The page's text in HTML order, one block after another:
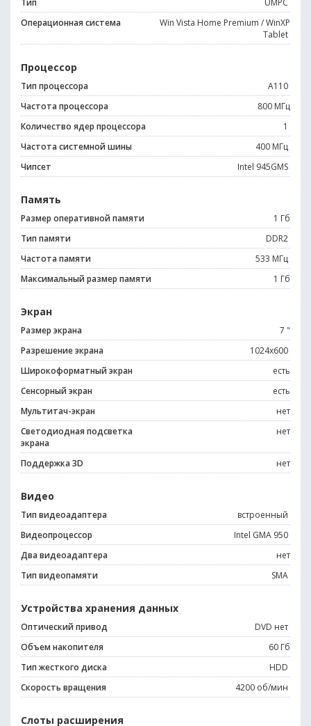
Тип
UMPC
Операционная система
Win Vista Home Premium / WinXP
Tablet
Процессор
Тип процессора
A110
Частота процессора
800 МГц
Количество ядер процессора
1
Частота системной шины
400 МГц
Чипсет
Intel 945GMS
Память
Размер оперативной памяти
1 Гб
Тип памяти
DDR2
Частота памяти
533 МГц
Максимальный размер памяти
1 Гб
Экран
Размер экрана
7 "
Разрешение экрана
1024x600
Широкоформатный экран
есть
Сенсорный экран
есть
Мультитач-экран
нет
Светодиодная подсветка
экрана
нет
Поддержка 3D нет
Видео
Тип видеоадаптера
встроенный
Видеопроцессор
Intel GMA 950
Два видеоадаптера
нет
Тип видеопамяти
SMA
Устройства хранения данных
Оптический привод
DVD нет
Объем накопителя
60 Гб
Тип жесткого диска
HDD
Скорость вращения
4200 об/мин
Слоты расширения